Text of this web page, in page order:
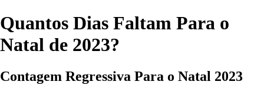
Quantos Dias Faltam Para o
Natal de 2023?
Contagem Regressiva Para o Natal 2023